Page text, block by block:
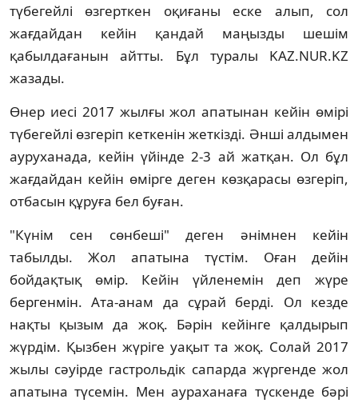
түбегейлі өзгерткен оқиғаны еске алып, сол
жағдайдан кейін қандай маңызды шешім
қабылдағанын айтты. Бұл туралы KAZ.NUR.KZ
жазады.
Өнер иесі 2017 жылғы жол апатынан кейін өмірі
түбегейлі өзгеріп кеткенін жеткізді. Әнші алдымен
ауруханада, кейін үйінде 2-3 ай жатқан. Ол бұл
жағдайдан кейін өмірге деген көзқарасы өзгеріп,
отбасын құруға бел буған.
"Күнім сен сөнбеші" деген әнімнен кейін
табылды. Жол апатына түстім. Оған дейін
бойдақтық өмір. Кейін үйленемін деп жүре
бергенмін. Ата-анам да сұрай берді. Ол кезде
нақты қызым да жоқ. Бәрін кейінге қалдырып
жүрдім. Қызбен жүріге уақыт та жоқ. Солай 2017
жылы сәуірде гастрольдік сапарда жүргенде жол
апатына түсемін. Мен аураханаға түскенде бәрі